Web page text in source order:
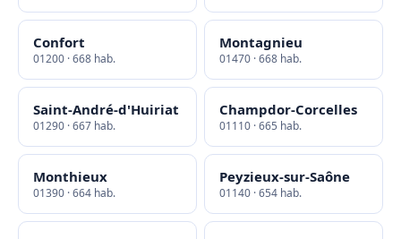
Confort
01200 · 668 hab.
Montagnieu
01470 · 668 hab.
Saint-André-d'Huiriat
01290 · 667 hab.
Champdor-Corcelles
01110 · 665 hab.
Monthieux
01390 · 664 hab.
Peyzieux-sur-Saône
01140 · 654 hab.